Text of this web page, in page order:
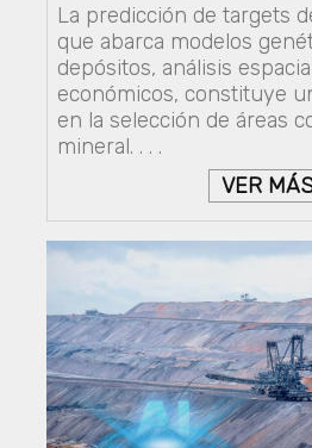
La predicción de targets
que abarca modelos
depósitos, análisis
económicos, constituye
en la selección de áreas
mineral. . . .
VER